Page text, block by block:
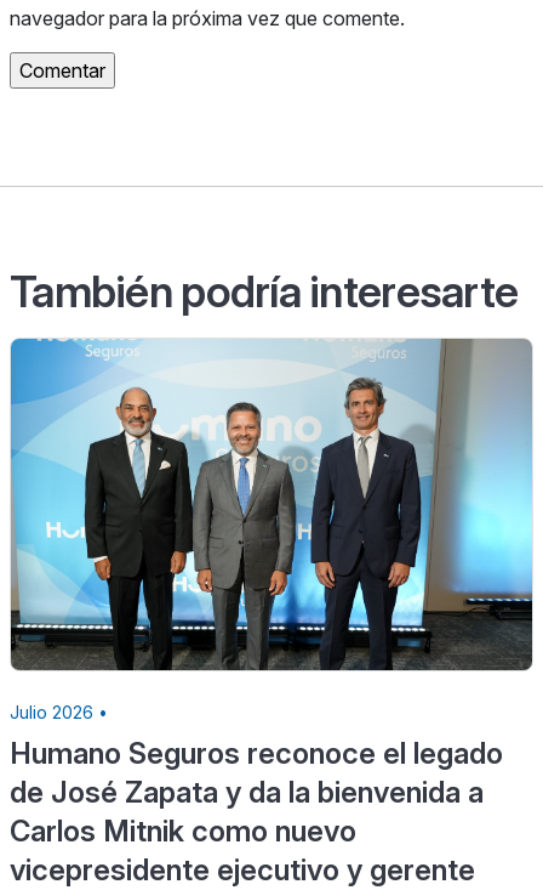
navegador para la próxima vez que comente.
También podría interesarte
Julio 2026 •
Humano Seguros reconoce el legado
de José Zapata y da la bienvenida a
Carlos Mitnik como nuevo
vicepresidente ejecutivo y gerente